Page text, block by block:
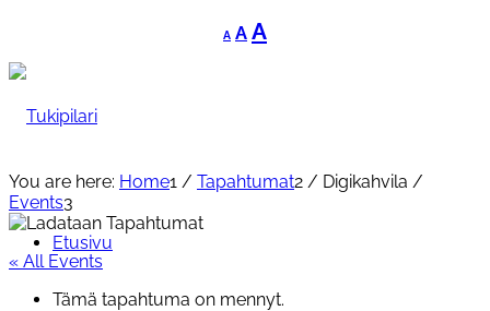
A
Decrease
font
A Reset
font
AIncrease
Etusivu
You are here: Home1 / Tapahtumat2 / Digikahvila /
Events3
« All Events
Tämä tapahtuma on mennyt.